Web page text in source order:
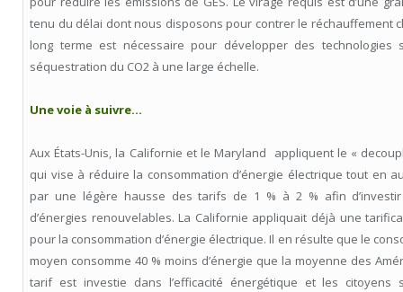
tenu du délai dont nous disposons pour contrer le réchauffement
long terme est nécessaire pour développer des technologies
séquestration du CO2 à une large échelle.
Une voie à suivre…
Aux États-Unis, la Californie et le Maryland appliquent le «
qui vise à réduire la consommation d’énergie électrique tout en
par une légère hausse des tarifs de 1 % à 2 % afin
d’énergies renouvelables. La Californie appliquait déjà une
pour la consommation d’énergie électrique. Il en résulte que le
moyen consomme 40 % moins d’énergie que la moyenne des
tarif est investie dans l’efficacité énergétique et les citoyens